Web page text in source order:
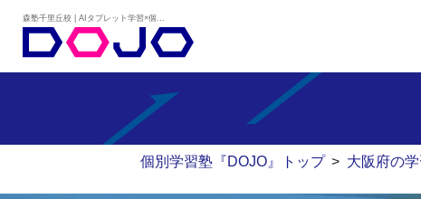
個別学習塾『DOJO』トップ > 大阪府の